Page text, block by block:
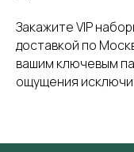
Закажите VIP
доставкой по
вашим ключевым
ощущения